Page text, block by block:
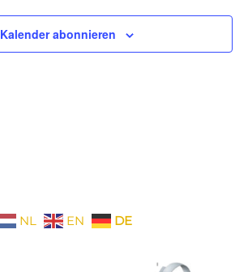
Kalender abonnieren
NL EN DE